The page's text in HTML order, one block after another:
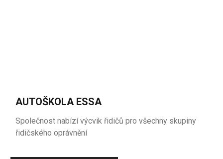
AUTOŠKOLA ESSA
Společnost nabízí výcvik řidičů pro všechny skupiny
řidičského oprávnění